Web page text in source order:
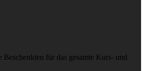
für das gesamte Kurs- und